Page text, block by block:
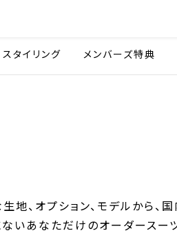
スタイリング メンバーズ特典
地、オプション、モデルから、
いあなただけのオーダースーツ